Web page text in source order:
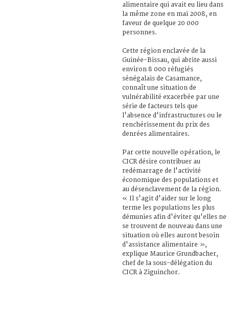
alimentaire qui avait eu lieu dans
la même zone en mai 2008, en
faveur de quelque 20 000
personnes.
Cette région enclavée de la
Guinée-Bissau, qui abrite aussi
environ 8 000 réfugiés
sénégalais de Casamance,
connaît une situation de
vulnérabilité exacerbée par une
série de facteurs tels que
l'absence d'infrastructures ou le
renchérissement du prix des
denrées alimentaires.
Par cette nouvelle opération, le
CICR désire contribuer au
redémarrage de l'activité
économique des populations et
au désenclavement de la région.
« Il s'agit d'aider sur le long
terme les populations les plus
démunies afin d'éviter qu'elles ne
se trouvent de nouveau dans une
situation où elles auront besoin
d'assistance alimentaire »,
explique Maurice Grundbacher,
chef de la sous-délégation du
CICR à Ziguinchor.